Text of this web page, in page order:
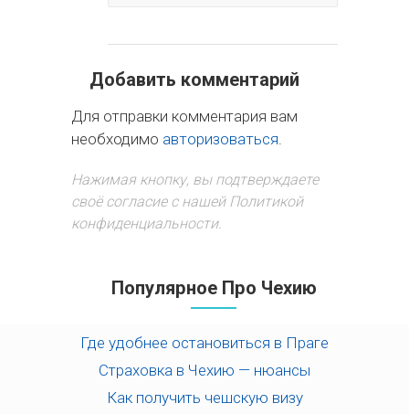
Добавить комментарий
Для отправки комментария вам
необходимо авторизоваться
Нажимая кнопку, вы подтверждаете
своё согласие с нашей Политикой
конфиденциальности.
Популярное Про Чехию
Где удобнее остановиться в Праге
Страховка в Чехию — нюансы
Как получить чешскую визу